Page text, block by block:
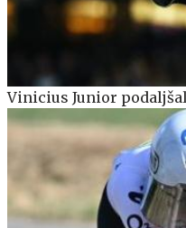
Vinicius Junior